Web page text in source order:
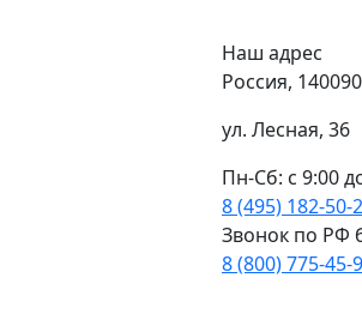
Наш адрес
Россия,
ул. Лесная, 36
Пн-Сб: с 9:00
8 (495) 182-50-
Звонок по РФ
8 (800) 775-45-